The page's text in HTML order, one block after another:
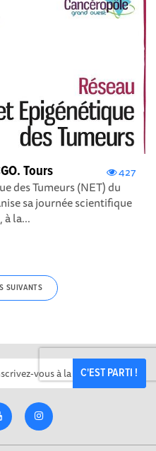
427
Tours
des Tumeurs (NET) du
sa journée scientifique
la...
SUIVANTS
C'EST PARTI !